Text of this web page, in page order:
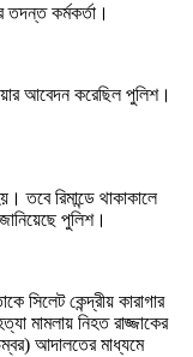
তদন্ত কর্মকর্তা।
আবেদন করেছিল পুলিশ।
তবে রিমান্ডে থাকাকালে
পুলিশ।
সিলেট কেন্দ্রীয় কারাগার
মামলায় নিহত রাজ্জাকের
আদালতের মাধ্যমে